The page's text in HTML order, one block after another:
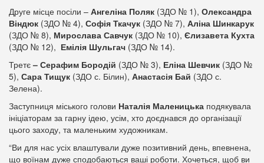
Друге місце посіли – Ангеліна Поляк (ЗДО № 1), Олександра
Віндюк (ЗДО № 4), Софія Ткачук (ЗДО № 7), Аліна Шинкарук
(ЗДО № 8), Мирослава Савчук (ЗДО № 10), Єлизавета Кухта
(ЗДО № 12), Емілія Шульгач (ЗДО № 14).
Третє– Серафим Бородій (ЗДО № 3), Еліна Шевчик (ЗДО №
5), Сара Тищук (ЗДО с. Білин), Анастасія Бай (ЗДО с.
Зелена).
Заступниця міського голови Наталія Маленицька подякувала
ініціаторам за гарну ідею, усім, хто доєднався до організації
цього заходу, та маленьким художникам.
“Ви для нас усіх влаштували дуже позитивний день, впевнена,
що воїнам дуже сподобаються ваші роботи. Хочеться, щоб ви